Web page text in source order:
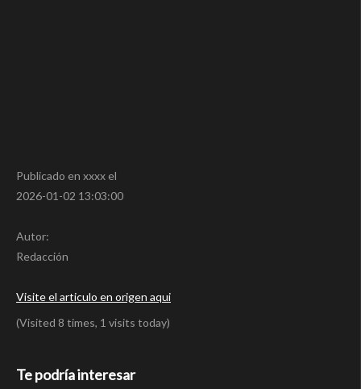
Publicado en xxxx el
2026-01-02 13:03:00
Autor:
Redacción
Visite el articulo en origen aqui
(Visited 8 times, 1 visits today)
Te podría interesar